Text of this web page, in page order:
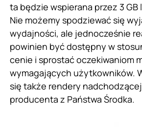
ta będzie wspierana przez 3 GB
Nie możemy spodziewać się
wydajności, ale jednocześnie
powinien być dostępny w
cenie i sprostać oczekiwaniom
wymagających użytkowników.
się także rendery
producenta z Państwa Środka.